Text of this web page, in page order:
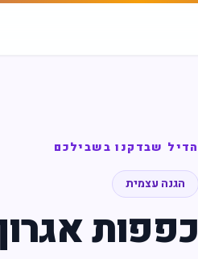
הדיל שבדקנו בשבילכם
הגנה עצמית
כפפות